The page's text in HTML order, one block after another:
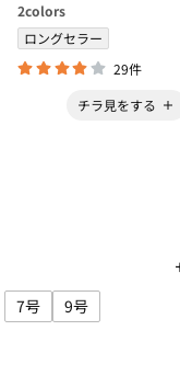
2colors
ロングセラー
29件
チラ見をする
7号
サイズで絞り込み: 7号
9号
サイズで絞り込